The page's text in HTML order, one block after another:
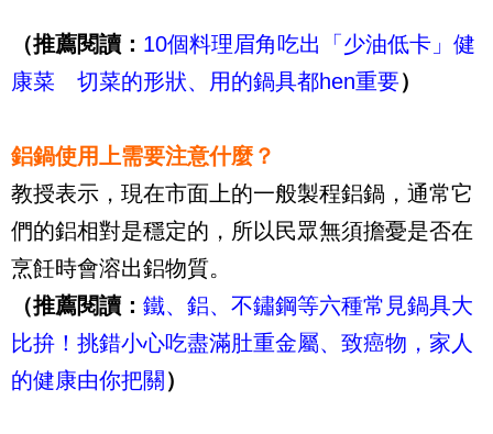
（推薦閱讀： 10個料理眉角吃出「少油低卡」健
康菜 切菜的形狀、用的鍋具都hen重要）
鋁鍋使用上需要注意什麼？
教授表示，現在市面上的一般製程鋁鍋，通常它
們的鋁相對是穩定的，所以民眾無須擔憂是否在
烹飪時會溶出鋁物質。
（推薦閱讀： 鐵、鋁、不鏽鋼等六種常見鍋具大
比拚！挑錯小心吃盡滿肚重金屬、致癌物，家人
的健康由你把關 ）